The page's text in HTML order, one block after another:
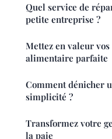
Quel service de
petite entreprise ?
Mettez en valeur
alimentaire parfaite
Comment dénicher
simplicité ?
Transformez votre
la paie